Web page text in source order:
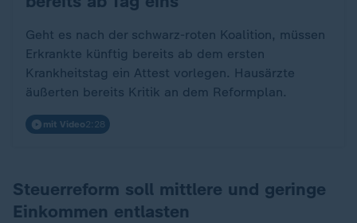
Geht es nach der schwarz-roten Koalition, müssen
Erkrankte künftig bereits ab dem ersten
Krankheitstag ein Attest vorlegen. Hausärzte
äußerten bereits Kritik an dem Reformplan.
mit Video2:28
Steuerreform soll mittlere und geringe
Einkommen entlasten